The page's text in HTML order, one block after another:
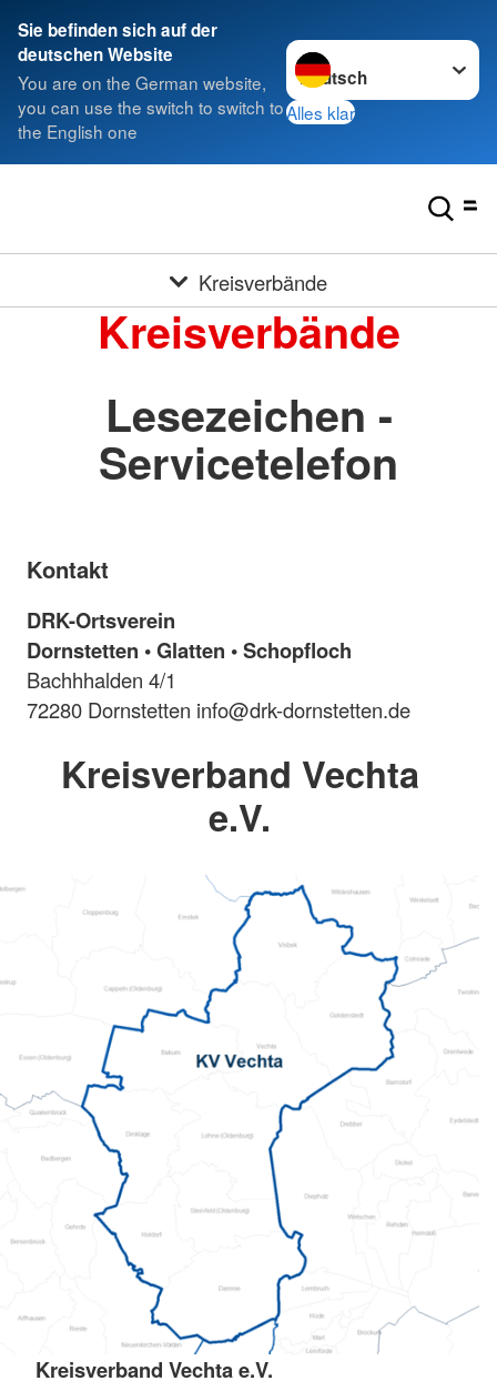
Sie befinden sich auf der
deutschen Website
You are on the German website,
you can use the switch to switch to
the English one
Sprache wechseln zu
Alles klar
Kreisverbände
Kreisverbände
Lesezeichen -
Servicetelefon
Kontakt
DRK-Ortsverein
Dornstetten • Glatten • Schopfloch
Bachhhalden 4/1
72280 Dornstetten info@drk-dornstetten.de
Kreisverband Vechta
e.V.
Kreisverband Vechta e.V.